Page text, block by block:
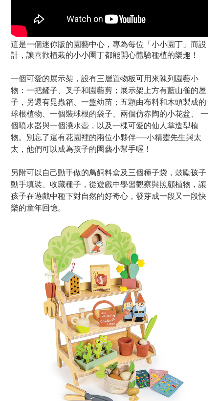
這是一個迷你版的園藝中心，專為每位「小小園丁」而設
計，讓喜歡植栽的小小園丁都能開心體驗種植的樂趣！
一個可愛的展示架，設有三層置物板可用來陳列園藝小
物：一把鏟子、
叉子和園藝剪；展示架上方有藍山雀的屋
子，另還有昆蟲箱、一盤幼苗；五顆由布料和木頭製成的
球根植物、一個裝球根的袋子、兩個仿赤陶的小花盆、 一
個噴水器與一個澆水壺，以及一棵可愛的仙人掌造型植
物。別忘了還有花園裡的兩位小夥伴──小精靈先生與太
太，他們可以成為孩子的園藝小幫手喔！
另附可以自己動手做的鳥飼料盒及三個種子袋，鼓勵孩子
動手填裝、收藏種子，從遊戲中學習觀察與照顧植物，讓
孩子在遊戲中種下對自然的好奇心，發芽成一段又一段快
樂的童年回憶。